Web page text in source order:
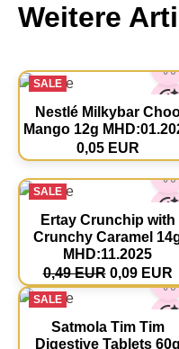
Weitere
SALE
Nestlé Milkybar
Mango 12g
0,05 EUR
SALE
Ertay Crunchip with
Crunchy Caramel
MHD:11.2025
0,49 EUR 0,09 EUR
SALE
Satmola Tim Tim
Digestive Tablets 60g